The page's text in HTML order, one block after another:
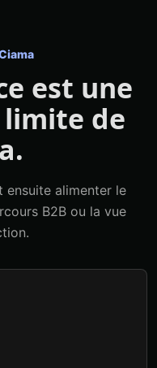
est une
de
ensuite alimenter le
B2B ou la vue